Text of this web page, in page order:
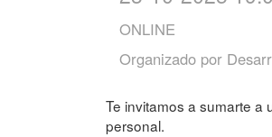
ONLINE
Organizado por
Te invitamos a sumarte a
personal.